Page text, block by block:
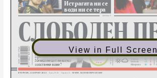
View in Full Screen